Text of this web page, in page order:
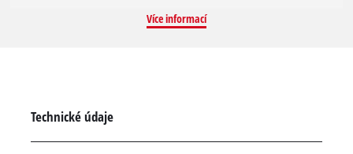
45 a sada TC-PC 45. Sada se skládá ze 4 robustních sekáčů z
Více informací
Technické údaje